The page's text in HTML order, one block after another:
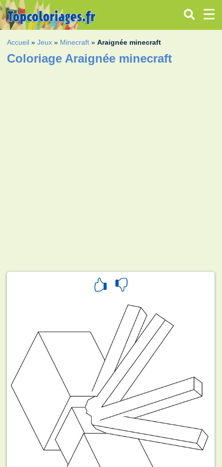
Accueil »Jeux » Minecraft »Araignée minecraft
Coloriage Araignée minecraft